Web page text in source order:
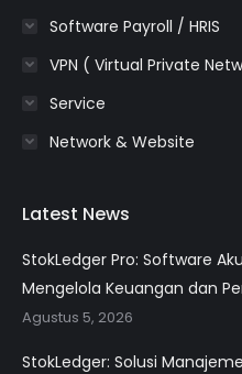
Software Payroll / HRIS
VPN ( Virtual Private
Service
Network & Website
Latest News
StokLedger Pro: Software
Mengelola Keuangan dan
Agustus 5, 2026
StokLedger: Solusi